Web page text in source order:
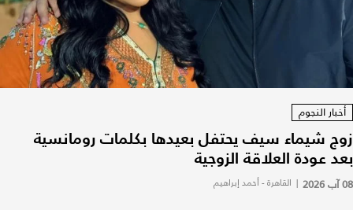
أخبار النجوم
زوج شيماء سيف يحتفل بعيدها بكلمات رومانسية
بعد عودة العلاقة الزوجية
08 آب 2026 | القاهرة - أحمد إبراهيم